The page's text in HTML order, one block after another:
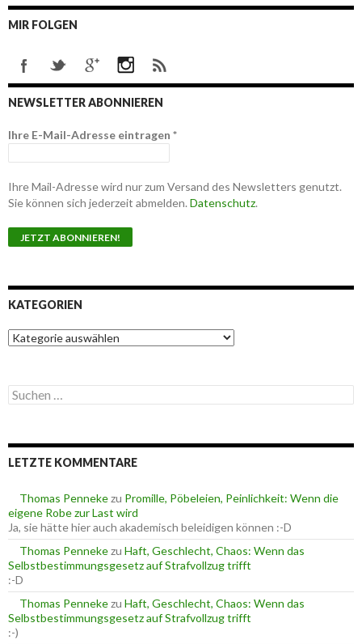
MIR FOLGEN
NEWSLETTER ABONNIEREN
Ihre E-Mail-Adresse eintragen *
Ihre Mail-Adresse wird nur zum Versand des Newsletters genutzt.
Sie können sich jederzeit abmelden. Datenschutz.
KATEGORIEN
K
a
g
o
n
S
u
e
n
c
h
:
LETZTE KOMMENTARE
Thomas Pennekezu Promille, Pöbeleien, Peinlichkeit: Wenn die
eigene Robe zur Last wird
Ja, sie hätte hier auch akademisch beleidigen können :-D
Thomas Pennekezu Haft, Geschlecht, Chaos: Wenn das
Selbstbestimmungsgesetz auf Strafvollzug trifft
:-D
Thomas Pennekezu Haft, Geschlecht, Chaos: Wenn das
Selbstbestimmungsgesetz auf Strafvollzug trifft
:-)